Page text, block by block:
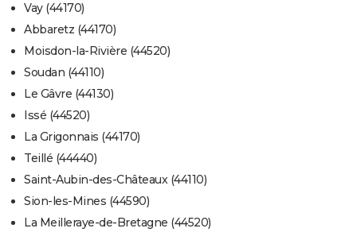
Vay (44170)
Abbaretz (44170)
Moisdon-la-Rivière (44520)
Soudan (44110)
Le Gâvre (44130)
Issé (44520)
La Grigonnais (44170)
Teillé (44440)
Saint-Aubin-des-Châteaux (44110)
Sion-les-Mines (44590)
La Meilleraye-de-Bretagne (44520)